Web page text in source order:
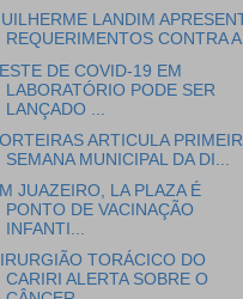
LANDIM
REQUERIMENTOS CONTRA
DE COVID-19 EM
LABORATÓRIO PODE SER
LANÇADO ...
ARTICULA
SEMANA MUNICIPAL DA DI...
JUAZEIRO, LA PLAZA É
PONTO DE VACINAÇÃO
INFANTI...
TORÁCICO DO
CARIRI ALERTA SOBRE O